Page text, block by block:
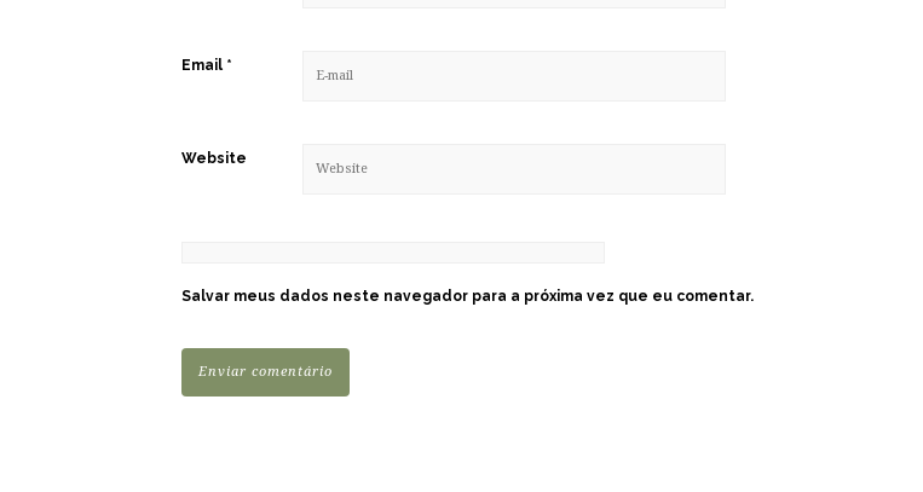
Email *
Website
Salvar meus dados neste navegador para a próxima vez que eu comentar.